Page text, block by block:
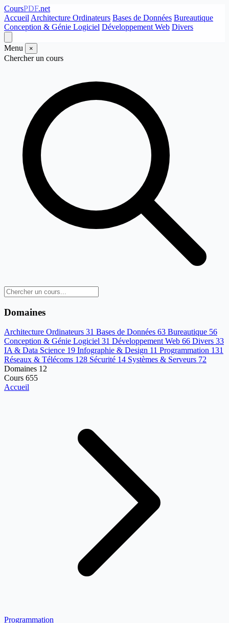
CoursPDF.net
Accueil Architecture Ordinateurs Bases de Données Bureautique
Conception & Génie Logiciel Développement Web Divers
Menu ×
Chercher un cours
Domaines
Architecture Ordinateurs 31 Bases de Données 63 Bureautique 56
Conception & Génie Logiciel 31 Développement Web 66 Divers 33
IA & Data Science 19 Infographie & Design 11 Programmation 131
Réseaux & Télécoms 128 Sécurité 14 Systèmes & Serveurs 72
Domaines 12
Cours 655
Accueil
Programmation